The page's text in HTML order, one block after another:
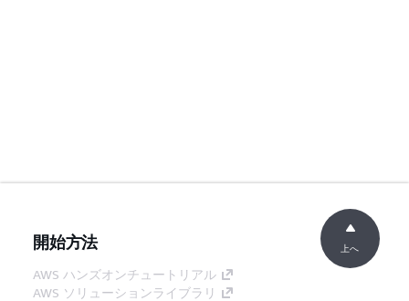
開始方法
AWS ハンズオンチュートリアル
AWS ソリューションライブラリ
上へ